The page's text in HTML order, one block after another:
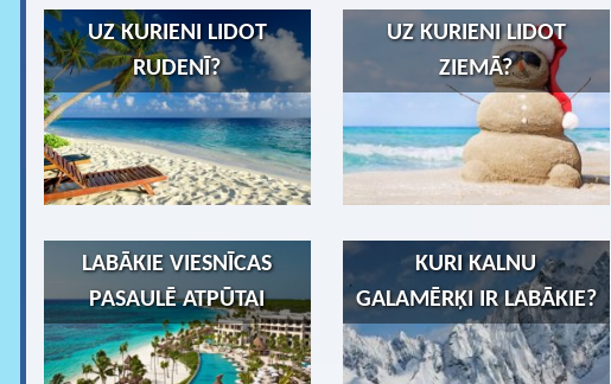
UZ KURIENI LIDOT
RUDENĪ?
UZ KURIENI LIDOT
ZIEMĀ?
LABĀKIE VIESNĪCAS
PASAULĒ ATPŪTAI
KURI KALNU
GALAMĒRĶI IR LABĀKIE?